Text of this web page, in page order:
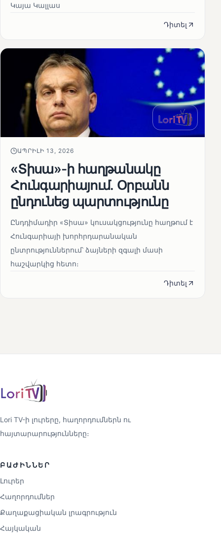
Կայա Կալլաս
Դիտել
ԱՊՐԻԼԻ 13, 2026
«Տիսա»-ի հաղթանակը
Հունգարիայում․ Օրբանն
ընդունեց պարտությունը
Ընդդիմադիր «Տիսա» կուսակցությունը հաղթում է
Հունգարիայի խորհրդարանական
ընտրություններում՝ ձայների զգալի մասի
հաշվարկից հետո։
Դիտել
Lori TV-ի լուրերը, հաղորդումներն ու
հայտարարությունները։
ԲԱԺԻՆՆԵՐ
Լուրեր
Հաղորդումներ
Քաղաքացիական լրագրություն
Հայկական